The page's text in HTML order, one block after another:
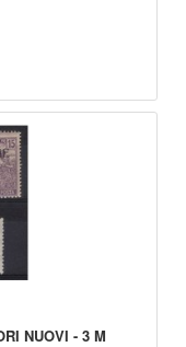
NUOVI - 3 M